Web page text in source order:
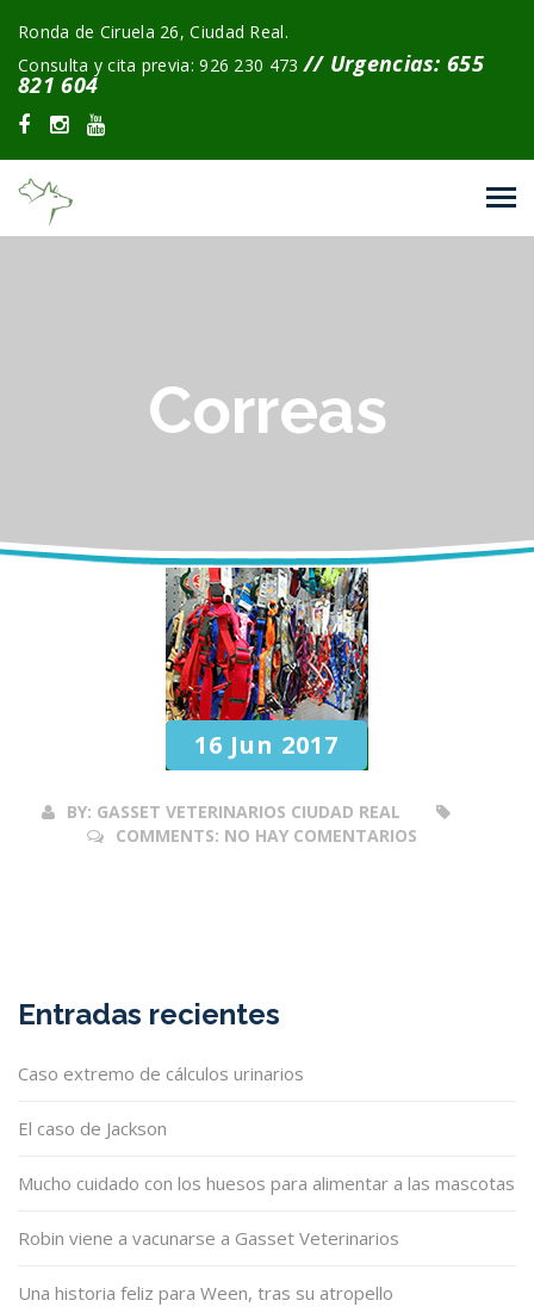
Ronda de Ciruela 26, Ciudad Real.
Consulta y cita previa: 926 230 473// Urgencias: 655
821 604
Correas
16 Jun 2017
BY: GASSET VETERINARIOS CIUDAD REAL
COMMENTS: NO HAY COMENTARIOS
Entradas recientes
Caso extremo de cálculos urinarios
El caso de Jackson
Mucho cuidado con los huesos para alimentar a las mascotas
Robin viene a vacunarse a Gasset Veterinarios
Una historia feliz para Ween, tras su atropello